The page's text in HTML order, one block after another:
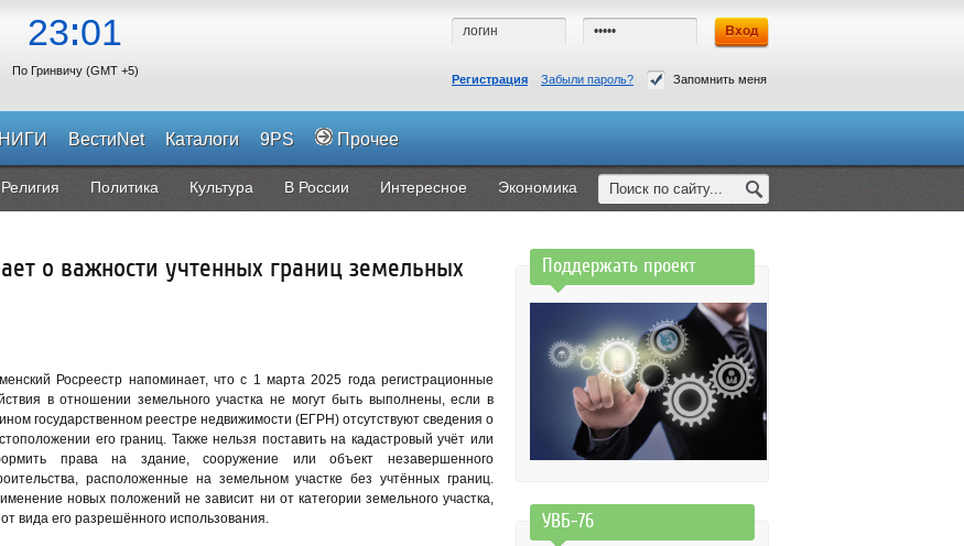
23 01
По Гринвичу (GMT +5)
Регистрация Забыли пароль? Запомнить меня
ВестиNet Каталоги 9PS Прочее
Религия Политика Культура В России Интересное Экономика
о важности учтенных границ земельных
Росреестр напоминает, что с 1 марта 2025 года регистрационные
в отношении земельного участка не могут быть выполнены, если в
государственном реестре недвижимости (ЕГРН) отсутствуют сведения о
его границ. Также нельзя поставить на кадастровый учёт или
права на здание, сооружение или объект незавершенного
расположенные на земельном участке без учтённых границ.
новых положений не зависит ни от категории земельного участка,
вида его разрешённого использования.
Поддержать проект
УВБ-76